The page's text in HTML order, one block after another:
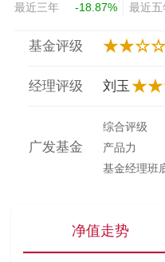
最近三年
-18.87% 最近五
基金评级
经理评级 刘玉
广发基金
综合评级
产品力
基金经理班
净值走势